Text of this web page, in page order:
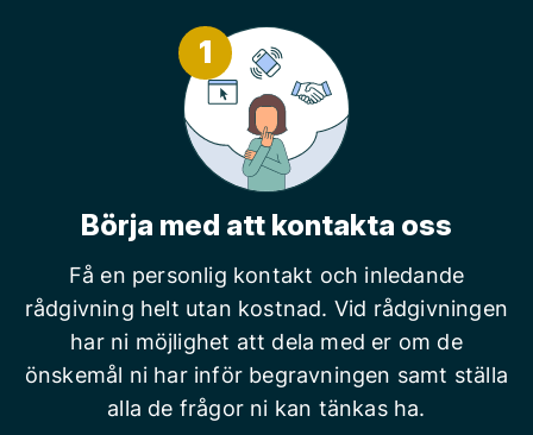
1
Börja med att kontakta oss
Få en personlig kontakt och inledande
rådgivning helt utan kostnad. Vid rådgivningen
har ni möjlighet att dela med er om de
önskemål ni har inför begravningen samt ställa
alla de frågor ni kan tänkas ha.